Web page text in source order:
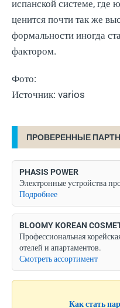
испанской системе, где
ценится почти так же
формальности иногда
фактором.
Фото:
Источник: varios
ПРОВЕРЕННЫЕ
PHASIS POWER
Электронные устройства
Подробнее
BLOOMY KOREAN
Профессиональная
отелей и апартаментов.
Смотреть ассортимент
Как стать